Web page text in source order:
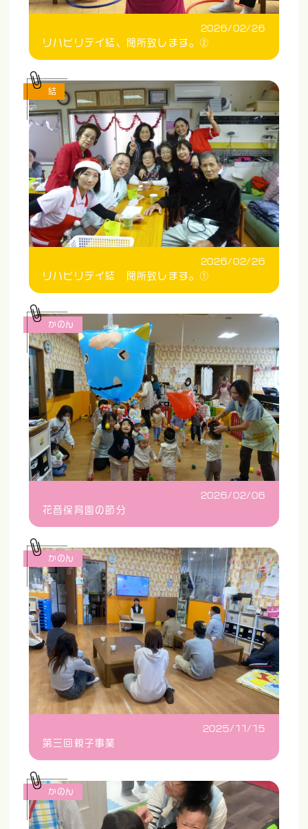
2026/02/26
リハビリデイ結、閉所致します。②
2026/02/26
リハビリデイ結 閉所致します。①
結
2026/02/06
花音保育園の節分
かのん
2025/11/15
第三回親子事業
かのん
かのん